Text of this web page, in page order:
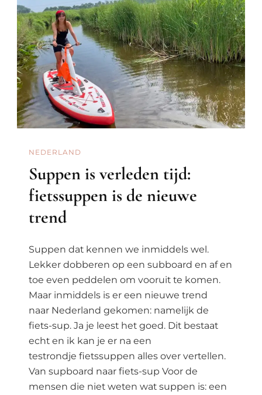
NEDERLAND
Suppen is verleden tijd:
fietssuppen is de nieuwe
trend
Suppen dat kennen we inmiddels wel.
Lekker dobberen op een subboard en af en
toe even peddelen om vooruit te komen.
Maar inmiddels is er een nieuwe trend
naar Nederland gekomen: namelijk de
fiets-sup. Ja je leest het goed. Dit bestaat
echt en ik kan je er na een
testrondje fietssuppen alles over vertellen.
Van supboard naar fiets-sup Voor de
mensen die niet weten wat suppen is: een